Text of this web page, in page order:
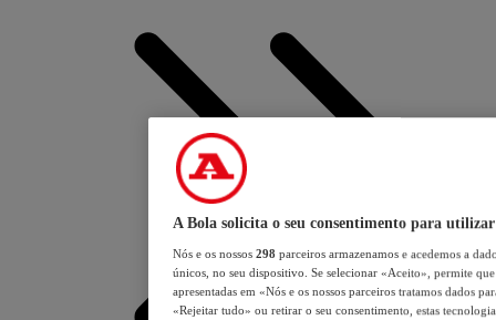
A Bola solicita o seu consentimento para utilizar
Nós e os nossos 298 parceiros armazenamos e acedemos a
únicos, no seu dispositivo. Se selecionar «Aceito», permite
apresentadas em «Nós e os nossos parceiros tratamos dados
«Rejeitar tudo» ou retirar o seu consentimento, estas